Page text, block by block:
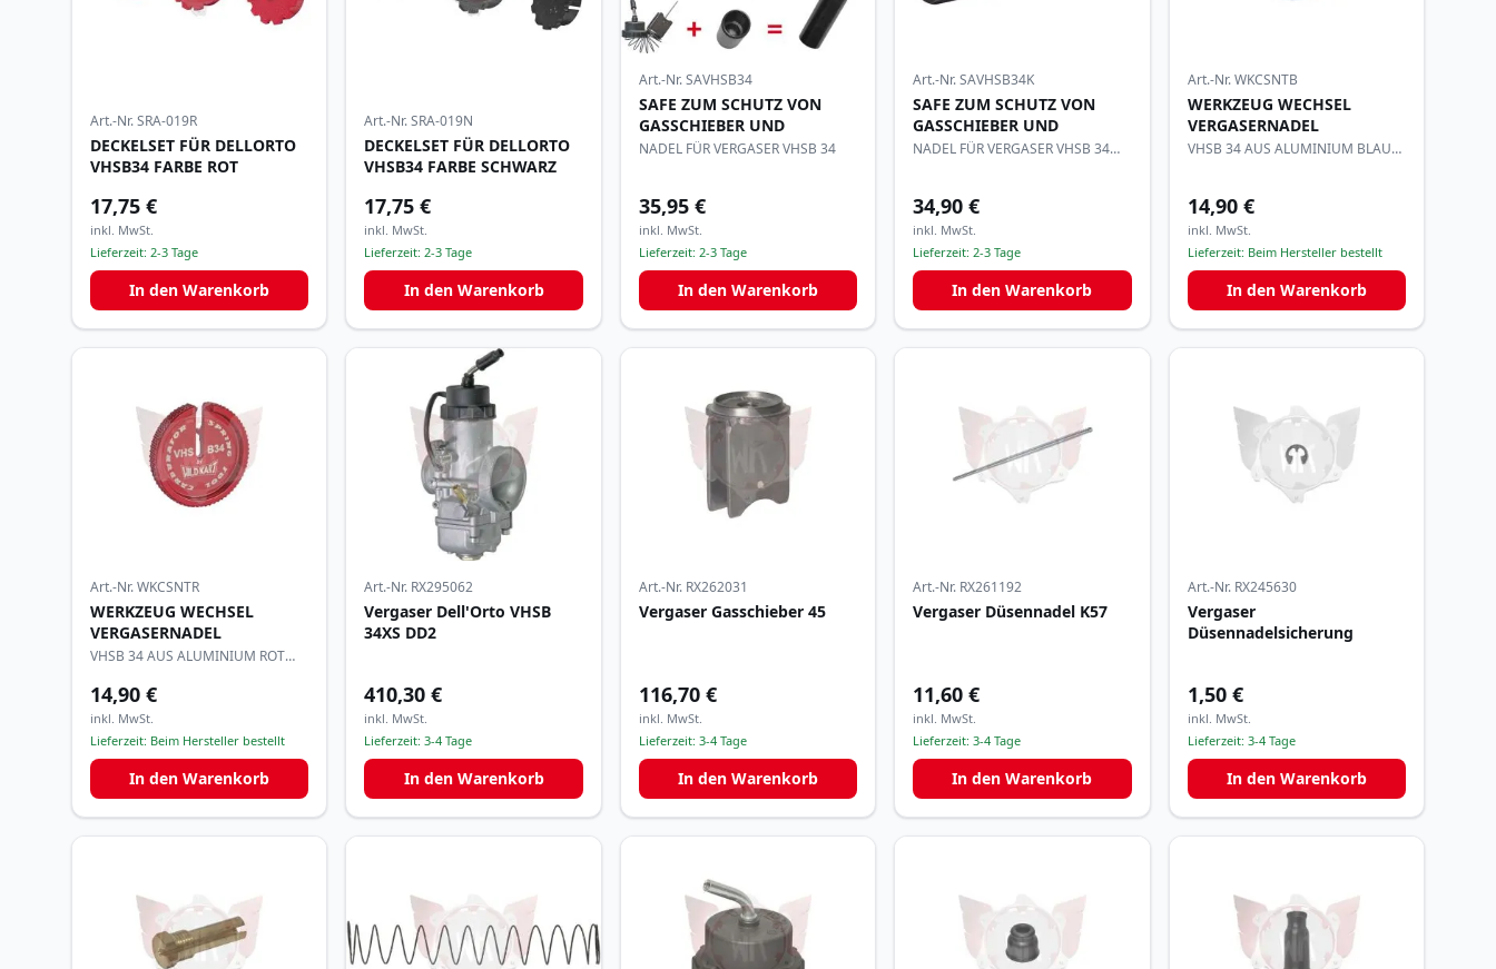
Art.-Nr.SRA-019R
DECKELSET FÜR DELLORTO
VHSB34 FARBE ROT
17,75 €
inkl. MwSt.
Lieferzeit: 2-3 Tage
In den Warenkorb
Art.-Nr.SRA-019N
DECKELSET FÜR DELLORTO
VHSB34 FARBE SCHWARZ
17,75 €
inkl. MwSt.
Lieferzeit:2-3 Tage
In den Warenkorb
Art.-Nr.SAVHSB34
SAFE ZUM SCHUTZ VON
GASSCHIEBER UND
NADEL FÜR VERGASER VHSB 34
35,95 €
inkl. MwSt.
Lieferzeit: 2-3 Tage
In den Warenkorb
Art.-Nr.SAVHSB34K
SAFE ZUM SCHUTZ VON
GASSCHIEBER UND
NADEL FÜR VERGASER VHSB 34
34,90 €
inkl. MwSt.
Lieferzeit:2-3 Tage
In den Warenkorb
Art.-Nr.WKCSNTB
WERKZEUG WECHSEL
VERGASERNADEL
VHSB 34 AUS ALUMINIUM BLAU
14,90 €
inkl. MwSt.
Lieferzeit: Beim Hersteller bestellt
In den Warenkorb
Art.-Nr.WKCSNTR
WERKZEUG WECHSEL
VERGASERNADEL
VHSB 34 AUS ALUMINIUM ROT
14,90 €
inkl. MwSt.
Lieferzeit: Beim Hersteller bestellt
In den Warenkorb
Art.-Nr. RX295062
Vergaser Dell'Orto VHSB
34XS DD2
410,30 €
inkl. MwSt.
Lieferzeit:3-4 Tage
In den Warenkorb
Art.-Nr. RX262031
Vergaser Gasschieber 45
116,70 €
inkl. MwSt.
Lieferzeit: 3-4 Tage
In den Warenkorb
Art.-Nr. RX261192
Vergaser Düsennadel K57
11,60 €
inkl. MwSt.
Lieferzeit:3-4 Tage
In den Warenkorb
Art.-Nr. RX245630
Vergaser
Düsennadelsicherung
1,50 €
inkl. MwSt.
Lieferzeit: 3-4 Tage
In den Warenkorb